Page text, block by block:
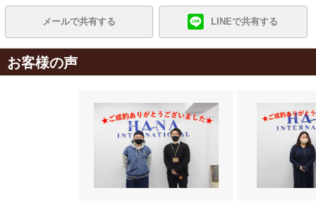
メールで共有する LINEで共有する
お客様の声